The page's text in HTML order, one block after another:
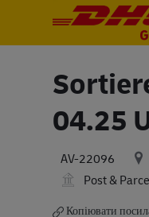
04.25
AV-22096
Post &
Копіювати